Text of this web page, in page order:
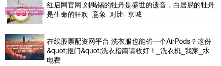
红启网官网 刘禹锡的牡丹是盛世的遗音，白居易的牡丹
是生命的狂欢_意象_对比_京城
在线股票配资网平台 洗衣服也能省一个AirPods？这份
&quot;抠门&quot;洗衣指南请收好！_洗衣机_我家_水
电费